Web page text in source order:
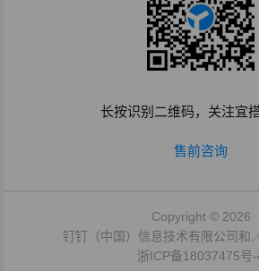
长按识别二维码，关注宜
售前咨询
Copyright © 2026
钉钉（中国）信息技术有限公司和
浙ICP备18037475号-